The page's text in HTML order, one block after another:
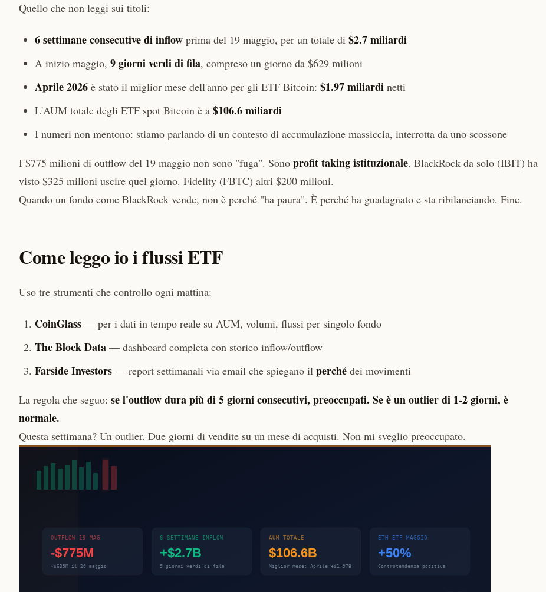
Quello che non leggi sui titoli:
6 settimane consecutive di inflow prima del 19 maggio, per un totale di $2.7 miliardi
A inizio maggio, 9 giorni verdi di fila, compreso un giorno da $629 milioni
Aprile 2026 è stato il miglior mese dell'anno per gli ETF Bitcoin: $1.97 miliardi netti
L'AUM totale degli ETF spot Bitcoin è a $106.6 miliardi
I numeri non mentono: stiamo parlando di un contesto di accumulazione massiccia, interrotta da uno scossone
I $775 milioni di outflow del 19 maggio non sono "fuga". Sono profit taking istituzionale. BlackRock da solo (IBIT) ha
visto $325 milioni uscire quel giorno. Fidelity (FBTC) altri $200 milioni.
Quando un fondo come BlackRock vende, non è perché "ha paura". È perché ha guadagnato e sta ribilanciando. Fine.
Come leggo io i flussi ETF
Uso tre strumenti che controllo ogni mattina:
CoinGlass — per i dati in tempo reale su AUM, volumi, flussi per singolo fondo
The Block Data — dashboard completa con storico inflow/outflow
Farside Investors — report settimanali via email che spiegano il perché dei movimenti
La regola che seguo: se l'outflow dura più di 5 giorni consecutivi, preoccupati. Se è un outlier di 1-2 giorni, è
normale.
Questa settimana? Un outlier. Due giorni di vendite su un mese di acquisti. Non mi sveglio preoccupato.